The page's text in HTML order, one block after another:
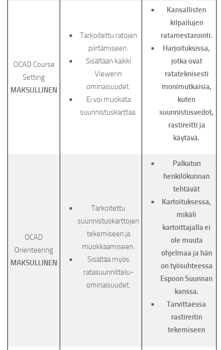
OCAD Course
Setting
MAKSULLINEN
Tarkoitettu ratojen
piirtämiseen.
Sisältään kaikki
Viewerin
ominaisuudet.
Ei voi muokata
suunnistuskarttaa.
Kansallisten
kilpailujen
ratamestarointi.
Harjoituksissa,
jotka ovat
ratateknisesti
monimutkaisia,
kuten
suunnistusvedot,
rastireitti ja
käytävä.
OCAD
Orienteering
MAKSULLINEN
Tarkoitettu
suunnistuskarttojen
tekemiseen ja
muokkaamiseen.
Sisältää myös
ratasuunnittelu-
ominaisuudet.
Palkatun
henkilökunnan
tehtävät
Kartoituksessa,
mikäli
kartoittajalla ei
ole muuta
ohjelmaa ja hän
on työsuhteessa
Espoon Suunnan
kanssa.
Tarvittaessa
rastireitin
tekemiseen